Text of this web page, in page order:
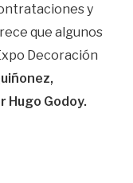
y
que algunos
Decoración
Hugo Godoy.